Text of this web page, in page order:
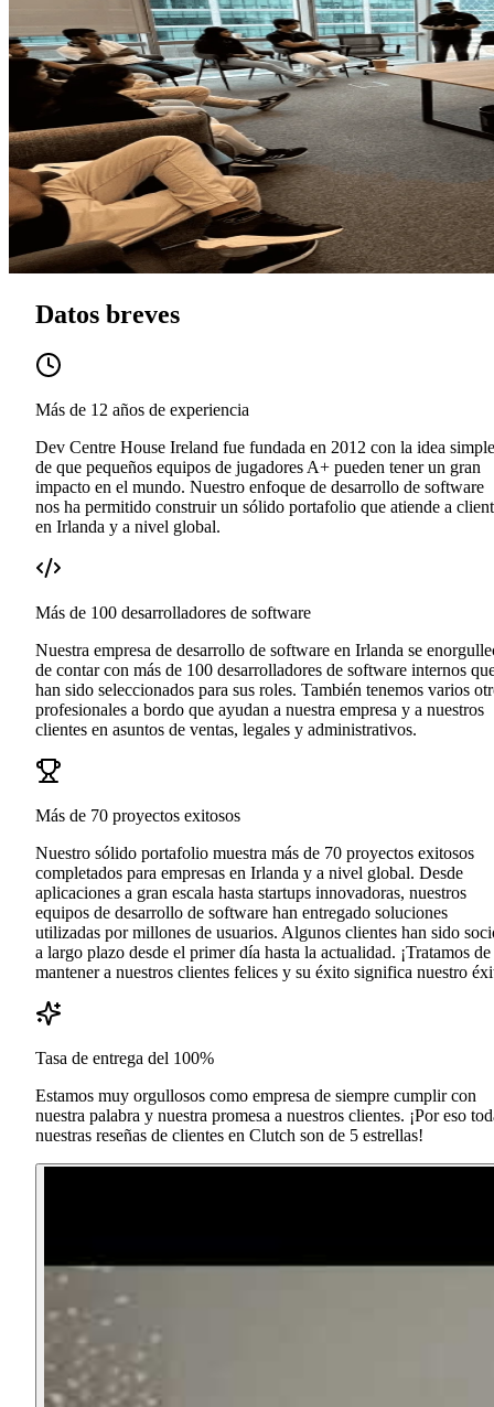
Datos breves
Más de 12 años de experiencia
Dev Centre House Ireland fue fundada en 2012 con la idea simple
de que pequeños equipos de jugadores A+ pueden tener un gran
impacto en el mundo. Nuestro enfoque de desarrollo de software
nos ha permitido construir un sólido portafolio que atiende a
en Irlanda y a nivel global.
Más de 100 desarrolladores de software
Nuestra empresa de desarrollo de software en Irlanda se
de contar con más de 100 desarrolladores de software internos
han sido seleccionados para sus roles. También tenemos varios
profesionales a bordo que ayudan a nuestra empresa y a nuestros
clientes en asuntos de ventas, legales y administrativos.
Más de 70 proyectos exitosos
Nuestro sólido portafolio muestra más de 70 proyectos exitosos
completados para empresas en Irlanda y a nivel global. Desde
aplicaciones a gran escala hasta startups innovadoras, nuestros
equipos de desarrollo de software han entregado soluciones
utilizadas por millones de usuarios. Algunos clientes han sido
a largo plazo desde el primer día hasta la actualidad. ¡Tratamos de
mantener a nuestros clientes felices y su éxito significa nuestro
Tasa de entrega del 100%
Estamos muy orgullosos como empresa de siempre cumplir con
nuestra palabra y nuestra promesa a nuestros clientes. ¡Por eso
nuestras reseñas de clientes en Clutch son de 5 estrellas!